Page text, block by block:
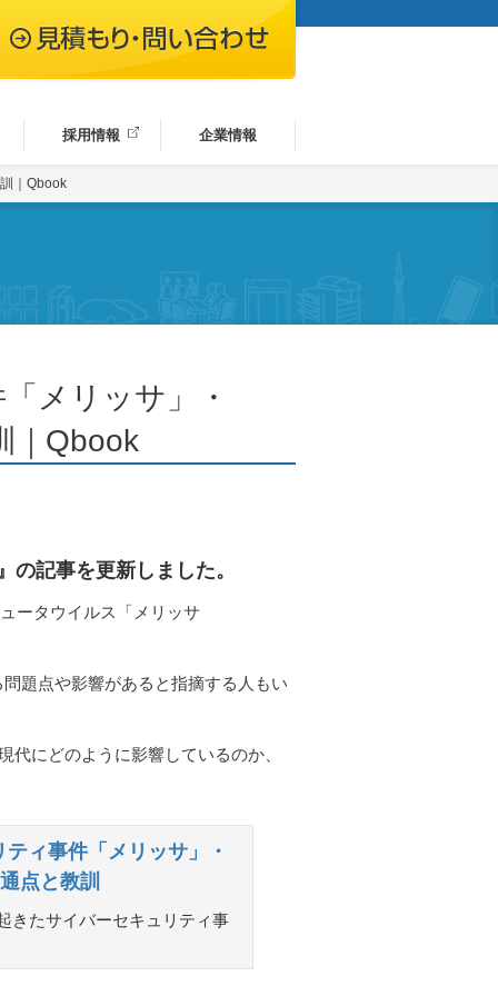
採用情報 企業情報
｜Qbook
メリッサ」・
｜Qbook
記事を更新しました。
ータウイルス「メリッサ
題点や影響があると指摘する人もい
にどのように影響しているのか、
ィ事件「メリッサ」・
点と教訓
きたサイバーセキュリティ事